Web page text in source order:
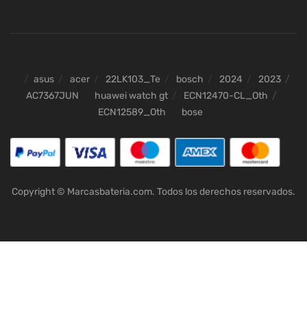
asus acer 22LK103_Te bosch 2024
2023
AC7367JUN
huawei watch gt
ECN12470-CL_Oth
ECN12589_Oth
bose
Copyright © Marcasbateria.com. Todos los derechos reservados.